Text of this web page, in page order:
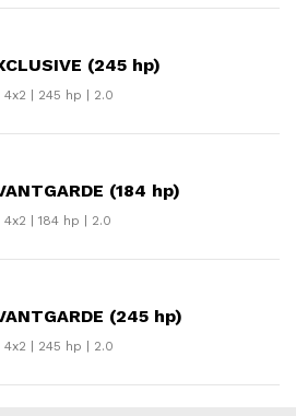
(245 hp)
| 245 hp | 2.0
(184 hp)
| 184 hp | 2.0
(245 hp)
| 245 hp | 2.0